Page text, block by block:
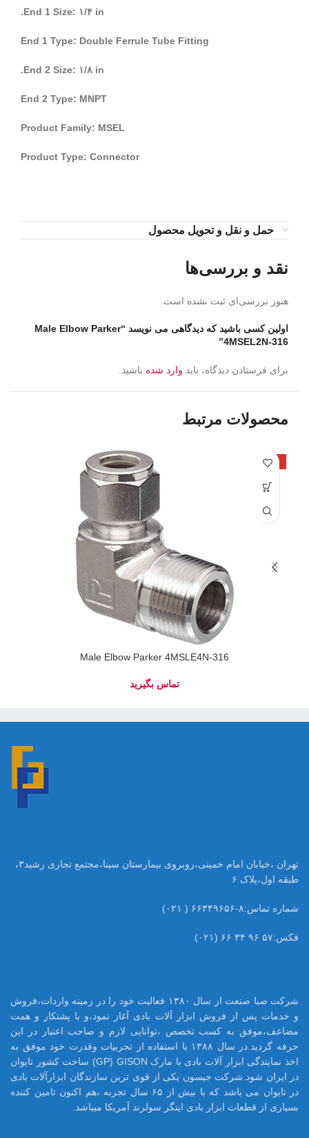
End 1 Size: ۱/۴ in.
End 1 Type: Double Ferrule Tube Fitting
End 2 Size: ۱/۸ in.
End 2 Type: MNPT
Product Family: MSEL
Product Type: Connector
حمل و نقل و تحویل محصول
نقد و بررسی‌ها
هنوز بررسی‌ای ثبت نشده است.
اولین کسی باشید که دیدگاهی می نویسد “Male Elbow Parker
4MSEL2N-316”
برای فرستادن دیدگاه، باید وارد شده باشید.
محصولات مرتبط
داغ
Male Elbow Parker 4MSLE4N-316
تهران ،خیابان امام خمینی،روبروی بیمارستان سینا،مجتمع تجاری رشید۳،
طبقه اول،پلاک ۶
شماره تماس:۸-۶۶۳۴۹۶۵۶ ( ۰۲۱)
فکس:۵۷ ۹۶ ۳۴ ۶۶ (۰۲۱)
شرکت صبا صنعت از سال ۱۳۸۰ فعالیت خود را در زمینه واردات،فروش
و خدمات پس از فروش ابزار آلات بادی آغاز نمود،و با پشتکار و همت
مضاعف،موفق به کسب تخصص ،توانایی لازم و صاحب اعتبار در این
حرفه گردید.در سال ۱۳۸۸ با استفاده از تجربیات وقدرت خود موفق به
اخذ نمایندگی ابزار آلات بادی با مارک GP) GISON) ساخت کشور تایوان
در ایران شود.شرکت جیسون یکی از قوی ترین سازندگان ابزارآلات بادی
در تایوان می باشد که با بیش از ۶۵ سال تجربه ،هم اکنون تامین کننده
بسیاری از قطعات ابزار بادی اینگر سولرند آمریکا میباشد.